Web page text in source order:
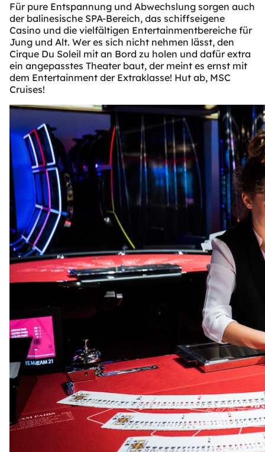
Für pure Entspannung und Abwechslung sorgen auch
der balinesische SPA-Bereich, das schiffseigene
Casino und die vielfältigen Entertainmentbereiche für
Jung und Alt. Wer es sich nicht nehmen lässt, den
Cirque Du Soleil mit an Bord zu holen und dafür extra
ein angepasstes Theater baut, der meint es ernst mit
dem Entertainment der Extraklasse! Hut ab, MSC
Cruises!